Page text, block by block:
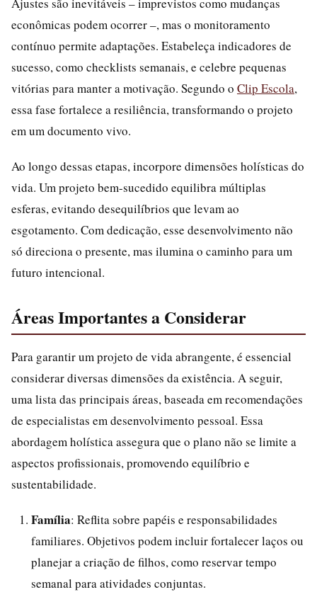
econômicas podem ocorrer –, mas o monitoramento
contínuo permite adaptações. Estabeleça indicadores de
sucesso, como checklists semanais, e celebre pequenas
vitórias para manter a motivação. Segundo o Clip Escola,
essa fase fortalece a resiliência, transformando o projeto
em um documento vivo.
Ao longo dessas etapas, incorpore dimensões holísticas do
vida. Um projeto bem-sucedido equilibra múltiplas
esferas, evitando desequilíbrios que levam ao
esgotamento. Com dedicação, esse desenvolvimento não
só direciona o presente, mas ilumina o caminho para um
futuro intencional.
Áreas Importantes a Considerar
Para garantir um projeto de vida abrangente, é essencial
considerar diversas dimensões da existência. A seguir,
uma lista das principais áreas, baseada em recomendações
de especialistas em desenvolvimento pessoal. Essa
abordagem holística assegura que o plano não se limite a
aspectos profissionais, promovendo equilíbrio e
sustentabilidade.
Família: Reflita sobre papéis e responsabilidades
familiares. Objetivos podem incluir fortalecer laços ou
planejar a criação de filhos, como reservar tempo
semanal para atividades conjuntas.